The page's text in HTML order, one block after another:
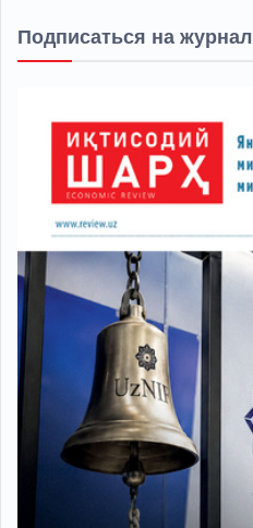
Подписаться на журнал